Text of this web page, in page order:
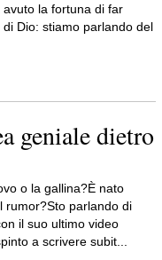
la fortuna di far
Dio: stiamo parlando del
geniale dietro
o la gallina?È nato
rumor?Sto parlando di
il suo ultimo video
a scrivere subit...